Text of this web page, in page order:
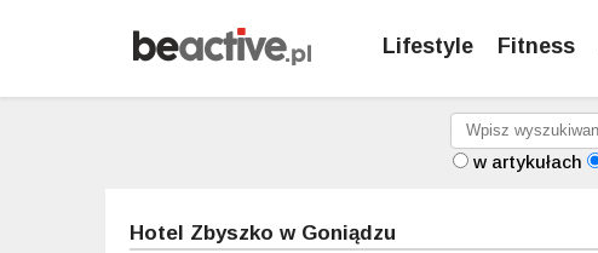
Lifestyle Fitness
w artykułach
Hotel Zbyszko w Goniądzu